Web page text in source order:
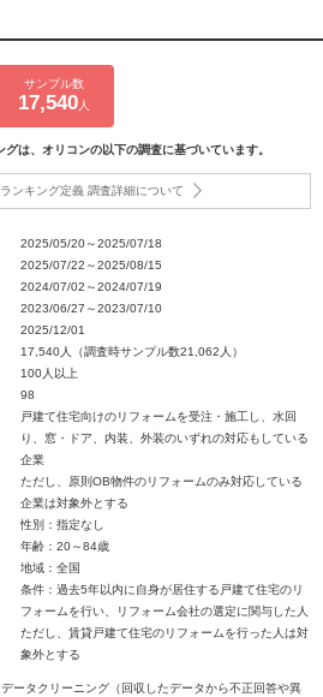
サンプル数
17,540人
は、オリコンの以下の調査に基づいています。
ンキング定義 調査詳細について
2025/05/20～2025/07/18
2025/07/22～2025/08/15
2024/07/02～2024/07/19
2023/06/27～2023/07/10
2025/12/01
17,540人（調査時サンプル数21,062人）
100人以上
98
戸建て住宅向けのリフォームを受注・施工し、水回
り、窓・ドア、内装、外装のいずれの対応もしている
企業
ただし、原則OB物件のリフォームのみ対応している
企業は対象外とする
性別：指定なし
年齢：20～84歳
地域：全国
条件：過去5年以内に自身が居住する戸建て住宅のリ
フォームを行い、リフォーム会社の選定に関与した人
ただし、賃貸戸建て住宅のリフォームを行った人は対
象外とする
ータクリーニング（回収したデータから不正回答や異